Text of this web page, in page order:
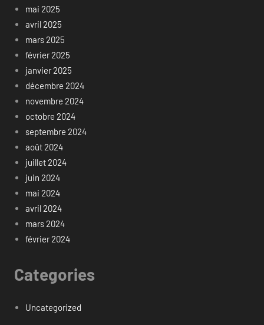
mai 2025
avril 2025
mars 2025
février 2025
janvier 2025
décembre 2024
novembre 2024
octobre 2024
septembre 2024
août 2024
juillet 2024
juin 2024
mai 2024
avril 2024
mars 2024
février 2024
Categories
Uncategorized